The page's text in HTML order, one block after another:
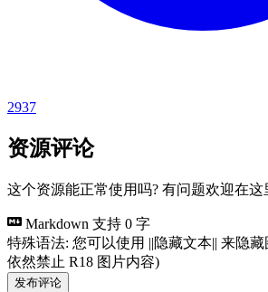
2937
资源评论
这个资源能正常使用吗? 有问题欢迎在这
Markdown 支持 0 字
特殊语法: 您可以使用 ||隐藏文本|| 来隐
依然禁止 R18 图片内容)
发布评论